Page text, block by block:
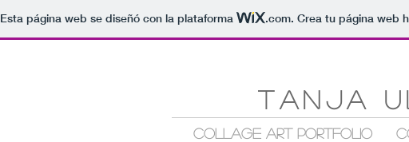
Esta página web se diseñó con la plataforma .com. Crea tu página web
Tanja
COLLAGE ART PORTFOLIO